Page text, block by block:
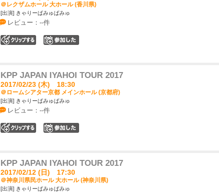
＠レクザムホール 大ホール (香川県)
[出演] きゃりーぱみゅぱみゅ
レビュー：--件
KPP JAPAN IYAHOI TOUR 2017
2017/02/23 (木) 18:30
＠ロームシアター京都 メインホール (京都府)
[出演] きゃりーぱみゅぱみゅ
レビュー：--件
KPP JAPAN IYAHOI TOUR 2017
2017/02/12 (日) 17:30
＠神奈川県民ホール 大ホール (神奈川県)
[出演] きゃりーぱみゅぱみゅ